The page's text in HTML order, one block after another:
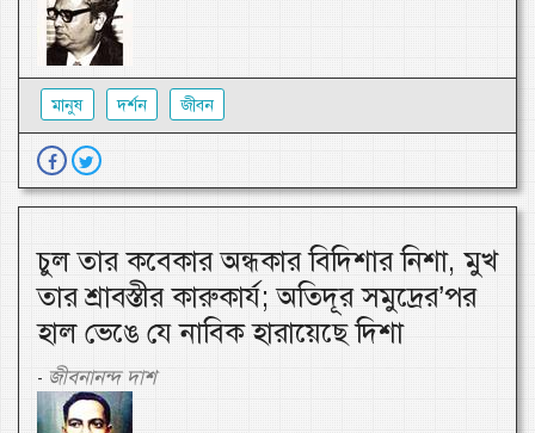
মানুষ দর্শন জীবন
চুল তার কবেকার অন্ধকার বিদিশার নিশা, মুখ
তার শ্রাবস্তীর কারুকার্য; অতিদূর সমুদ্রের’পর
হাল ভেঙে যে নাবিক হারায়েছে দিশা
- জীবনানন্দ দাশ